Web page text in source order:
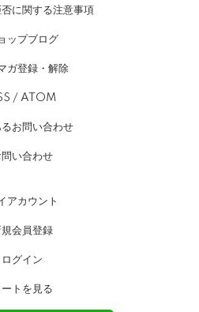
に関する注意事項
ップブログ
ガ登録・解除
/ ATOM
お問い合わせ
問い合わせ
アカウント
規会員登録
ログイン
ートを見る